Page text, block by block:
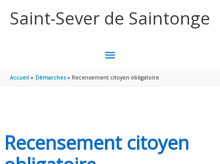
Saint-Sever de Saintonge
MENU
PRINCIPAL
Accueil Démarches Recensement citoyen obligatoire
Recensement citoyen